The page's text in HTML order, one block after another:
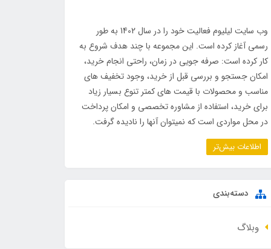
وب سایت لیلیوم فعالیت خود را در سال 1402 به طور
رسمی آغاز کرده است. این مجموعه با چند هدف شروع به
کار کرده است: صرفه جویی در زمان، راحتی انجام خرید،
امکان جستجو و بررسی قبل از خرید، وجود تخفیف های
مناسب و محصولات با قیمت های کمتر تنوع بسیار زیاد
برای خرید، استفاده از مشاوره تخصصی و امکان پرداخت
در محل مواردی است که نمیتوان آنها را نادیده گرفت.
اطلاعات بیش‌تر
دسته‌بندی
وبلاگ